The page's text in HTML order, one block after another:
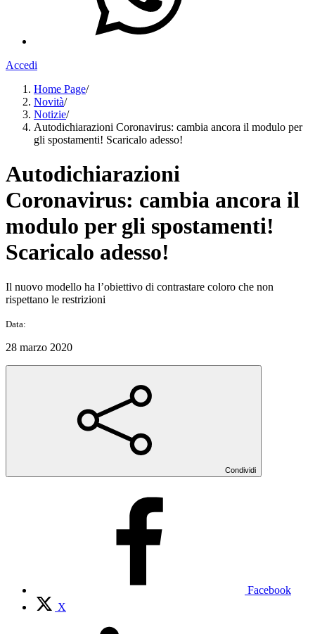
Accedi
Home Page/
Novità/
Notizie/
Autodichiarazioni Coronavirus: cambia ancora il modulo per
gli spostamenti! Scaricalo adesso!
Autodichiarazioni
Coronavirus: cambia ancora il
modulo per gli spostamenti!
Scaricalo adesso!
Il nuovo modello ha l’obiettivo di contrastare coloro che non
rispettano le restrizioni
Data:
28 marzo 2020
Condividi
Facebook
X